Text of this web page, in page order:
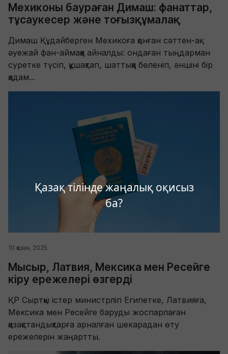
Қазақ тілінде жаңалық оқисыз
ба?
Мехиконы баураған Димаш: фанаттар,
тұсаукесер және тоғызқұмалақ
Димаш Құдайберген Мехикоға қонған сәттен-ақ
әуежай фан-аймаққа айналды: ондаған тыңдарман
суретке түсіп, құшақтап, шаттыққа бөленіп, әншіні бір
қадам...
10 қазан, 2025
Мысыр, Латвия, Мексика мен Ресейге
кіру ережелері өзгерді
ҚР Сыртқы істер министрлігі Египетке, Латвияға,
Мексика мен Ресейге баруды жоспарлаған
қазақстандықтарға арналған шекарадан өту
ережелерін жаңартты.